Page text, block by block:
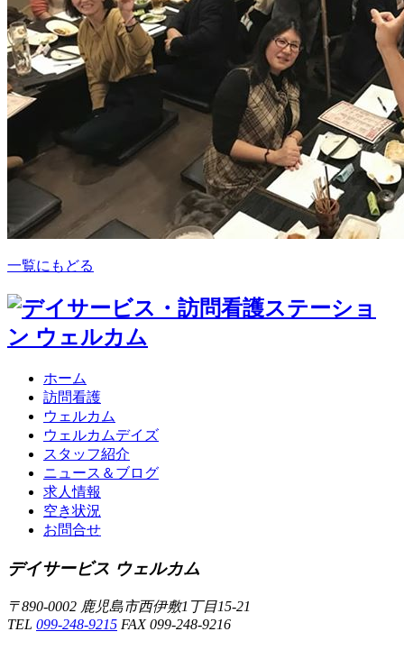
一覧にもどる
ホーム
訪問看護
ウェルカム
ウェルカムデイズ
スタッフ紹介
ニュース＆ブログ
求人情報
空き状況
お問合せ
デイサービス ウェルカム
〒890-0002 鹿児島市西伊敷1丁目15-21
TEL 099-248-9215 FAX 099-248-9216